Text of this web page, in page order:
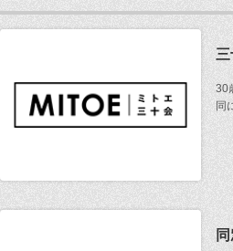
30
同